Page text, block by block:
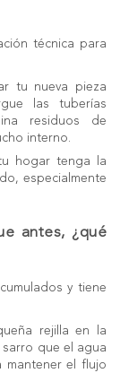
técnica para
tu nueva pieza
las tuberías
residuos de
interno.
hogar tenga la
especialmente
antes, ¿qué
y tiene
rejilla en la
que el agua
mantener el flujo